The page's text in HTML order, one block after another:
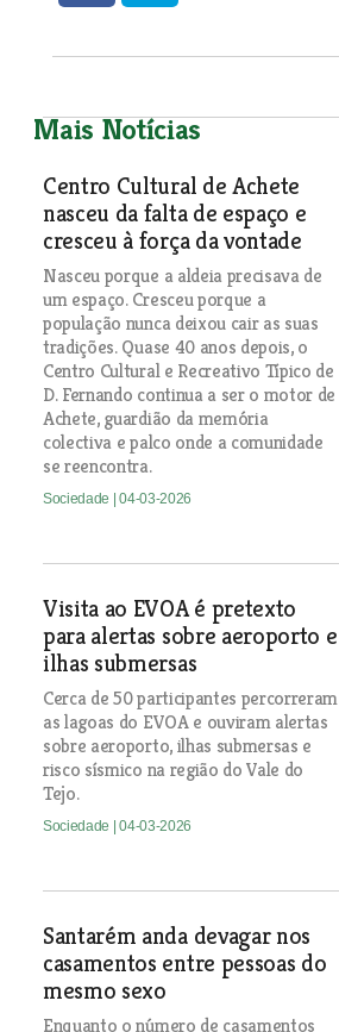
Mais Notícias
Centro Cultural de Achete
nasceu da falta de espaço e
cresceu à força da vontade
Nasceu porque a aldeia precisava de
um espaço. Cresceu porque a
população nunca deixou cair as suas
tradições. Quase 40 anos depois, o
Centro Cultural e Recreativo Típico de
D. Fernando continua a ser o motor de
Achete, guardião da memória
colectiva e palco onde a comunidade
se reencontra.
Sociedade | 04-03-2026
Visita ao EVOA é pretexto
para alertas sobre aeroporto e
ilhas submersas
Cerca de 50 participantes percorreram
as lagoas do EVOA e ouviram alertas
sobre aeroporto, ilhas submersas e
risco sísmico na região do Vale do
Tejo.
Sociedade | 04-03-2026
Santarém anda devagar nos
casamentos entre pessoas do
mesmo sexo
Enquanto o número de casamentos